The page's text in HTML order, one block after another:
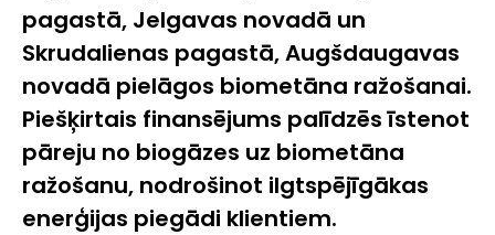
pagastā, Jelgavas novadā un
Skrudalienas pagastā, Augšdaugavas
novadā pielāgos biometāna ražošanai.
Piešķirtais finansējums palīdzēs īstenot
pāreju no biogāzes uz biometāna
ražošanu, nodrošinot ilgtspējīgākas
enerģijas piegādi klientiem.